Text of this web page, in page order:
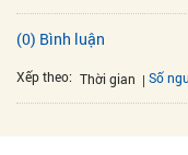
(0) Bình luận
Xếp theo: Thời gian Số